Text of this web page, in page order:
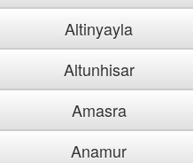
Altinyayla
Altunhisar
Amasra
Anamur